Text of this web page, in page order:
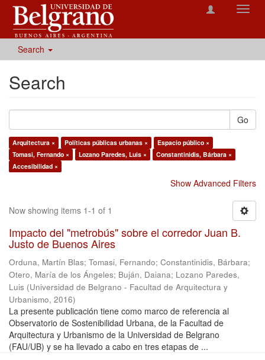
Search
Search
Go
Arquitectura × Políticas públicas urbanas ×
Espacio público ×
Tomasi, Fernando ×
Lozano Paredes, Luis ×
Constantinidis, Bárbara ×
Accesibilidad ×
Show Advanced Filters
Now showing items 1-1 of 1
Impacto del "metrobús" sobre el corredor Juan B.
Justo de Buenos Aires
Orduna, Martín Blas; Tomasi, Fernando; Constantinidis, Bárbara;
Otero, María de los Ángeles; Buján, Daiana; Lozano Paredes,
Luis (Universidad de Belgrano - Facultad de Arquitectura y
Urbanismo, 2016)
La presente publicación tiene como marco de referencia al
Observatorio de Sostenibilidad Urbana, de la Facultad de
Arquitectura y Urbanismo de la Universidad de Belgrano
(FAU/UB) y se ha llevado a cabo en tres etapas de ...